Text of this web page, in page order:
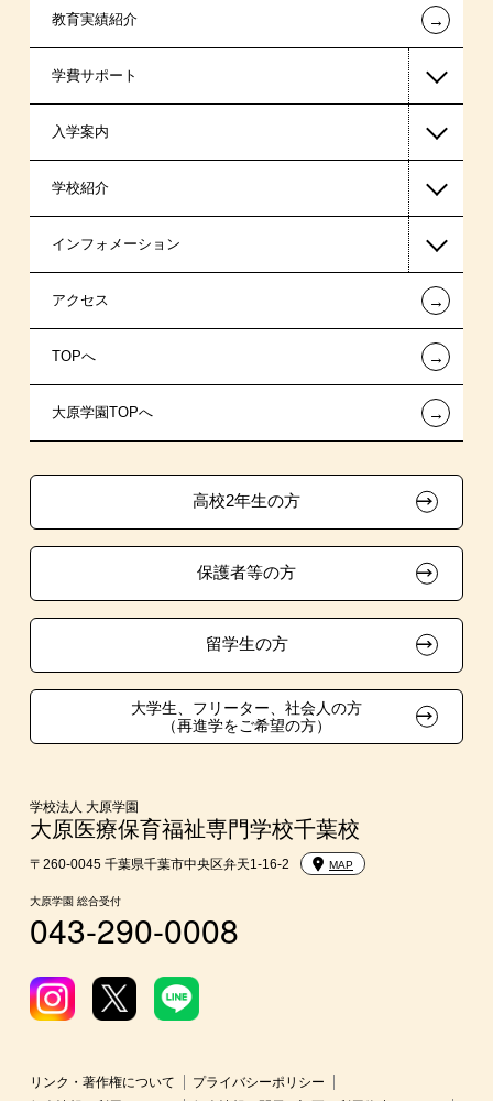
医療事務系
保育士・幼稚園教諭系
介護福祉系
教育実績紹介 ←
学費サポート
高等教育の修学支援新制度
日本学生支援機構の奨学金
国の教育ローン
提携教育ローン
新聞奨学生
保育士修学資金貸付制度
試験による特待生制度
資格・クラブ活動による特待生制度
入学案内
一般入学
AO入学
指定校推薦入学
指定校自己推薦入学
特別推薦入学
生徒会活動推薦入学
在校生・卒業生紹介推薦入学
大学生・短期大学生特別入学
学費
短期大学との併修
入学前のお勧め学習システム
大学・短期大学・公務員併願制度
学校紹介
在校生からあなたへ
夢を叶えた先輩たち
施設・研修所
学生寮・マンションのご案内
大原学園グループ案内
インフォメーション
お知らせ・新着情報
在校生へのお知らせ
各種証明書の発行ご希望の方
採用ご担当の方
アクセス ←
TOPへ ←
大原学園TOPへ ←
高校2年生の方
保護者等の方
留学生の方
大学生、フリーター、社会人の方
（再進学をご希望の方）
学校法人 大原学園
大原医療保育福祉専門学校千葉校
〒260-0045 千葉県千葉市中央区弁天1-16-2 MAP
大原学園 総合受付
043-290-0008
リンク・著作権について
プライバシーポリシー